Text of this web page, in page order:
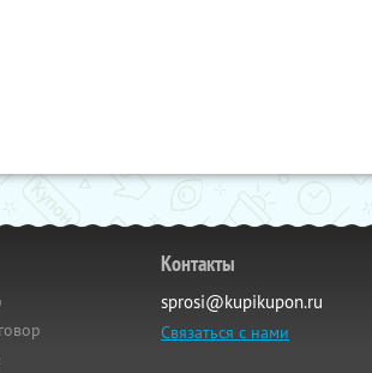
Контакты
sprosi@kupikupon.ru
Связаться с нами